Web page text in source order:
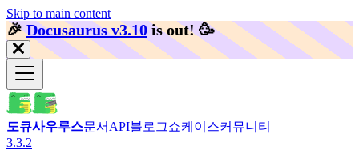
Skip to main content
🎉️Docusaurus v3.10 is out! 🥳️
도큐사우루스문서 API블로그쇼케이스커뮤니티
3.3.2